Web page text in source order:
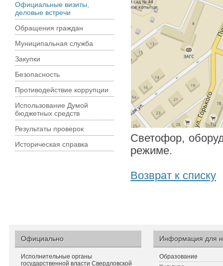
Светофор,
режиме.
Возврат к списку
Официальные визиты,
деловые встречи
Обращения граждан
Муниципальная служба
Закупки
Безопасность
Противодействие коррупции
Использование Думой
бюджетных средств
Результаты проверок
Историческая справка
Официально
Исполнительные органы
государственной власти Свердловской
Информация для
Образование